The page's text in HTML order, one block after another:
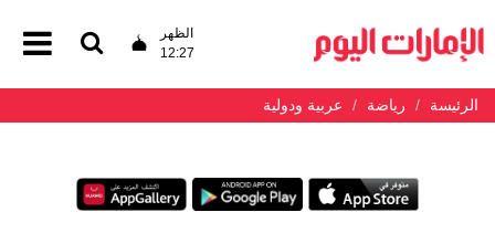
الظهر
12:27
الرئيسة رياضة عربية ودولية